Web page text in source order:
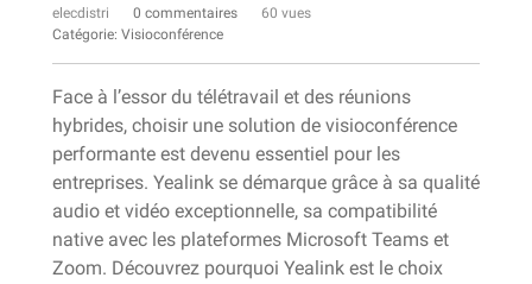
elecdistri 0 commentaires
60 vues
Catégorie: Visioconférence
Face à l’essor du télétravail et des réunions
hybrides, choisir une solution de visioconférence
performante est devenu essentiel pour les
entreprises. Yealink se démarque grâce à sa qualité
audio et vidéo exceptionnelle, sa compatibilité
native avec les plateformes Microsoft Teams et
Zoom. Découvrez pourquoi Yealink est le choix